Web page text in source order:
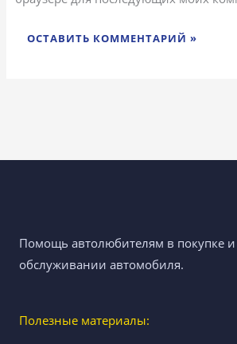
Помощь автолюбителям в покупке и
обслуживании автомобиля.
Полезные материалы: